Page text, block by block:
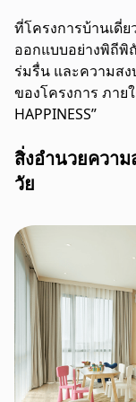
ที่โครงการบ้านเดี่
ออกแบบอย่างพิถี
ร่มรื่น และความส
ของโครงการ ภายใ
HAPPINESS”
สิ่งอำนวยควา
วัย